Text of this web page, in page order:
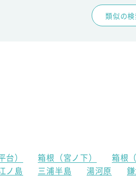
類似の
） 箱根（宮ノ下） 箱根
ノ島 三浦半島 湯河原